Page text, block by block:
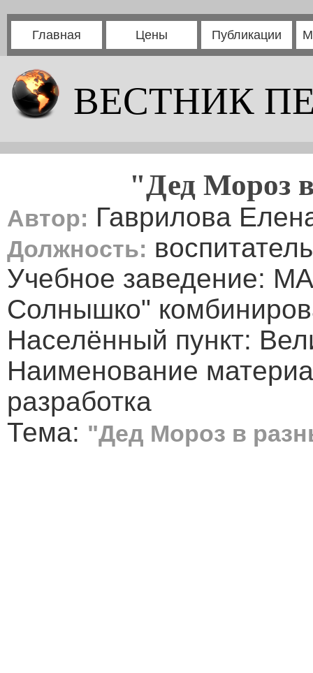
Главная Цены Публикации
ВЕСТНИК
"Дед Мороз
Автор: Гаврилова
Должность: воспитатель
Учебное заведение:
Солнышко"
Населённый пункт:
Наименование
разработка
Тема: "Дед Мороз в